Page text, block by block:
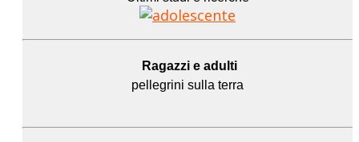
Ragazzi e adulti
pellegrini sulla terra